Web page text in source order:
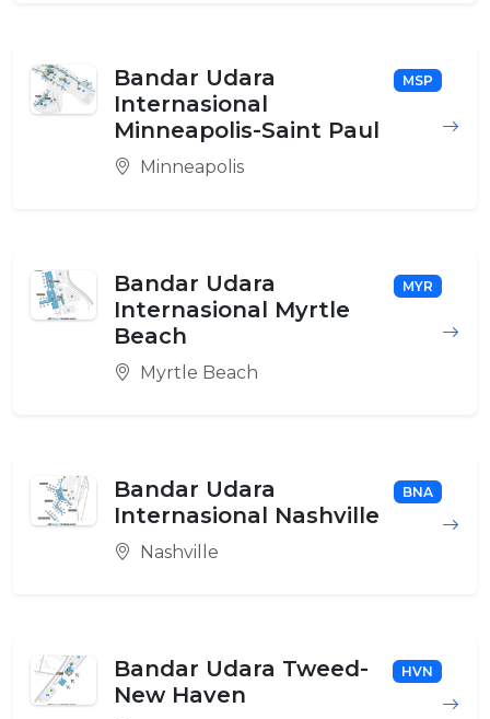
Bandar Udara
Internasional
Minneapolis-Saint Paul
MSP
Minneapolis
Bandar Udara
Internasional Myrtle
Beach
MYR
Myrtle Beach
Bandar Udara
Internasional Nashville
BNA
Nashville
Bandar Udara Tweed-
New Haven
HVN